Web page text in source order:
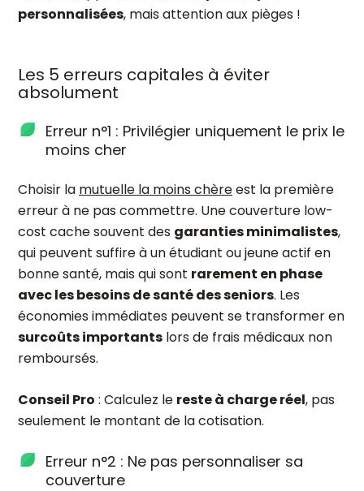
personnalisées, mais attention aux pièges !
Les 5 erreurs capitales à éviter
absolument
Erreur n°1 : Privilégier uniquement le prix le
moins cher
Choisir la mutuelle la moins chèreest la première
erreur à ne pas commettre. Une couverture low-
cost cache souvent des garanties minimalistes,
qui peuvent suffire à un étudiant ou jeune actif en
bonne santé, mais qui sont rarement en phase
avec les besoins de santé des seniors. Les
économies immédiates peuvent se transformer en
surcoûts importants lors de frais médicaux non
remboursés.
Conseil Pro : Calculez le reste à charge réel, pas
seulement le montant de la cotisation.
Erreur n°2 : Ne pas personnaliser sa
couverture